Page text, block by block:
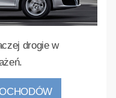
drogie w